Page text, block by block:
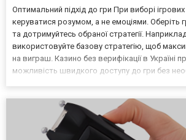
Оптимальний підхід до гри При виборі ігрових
керуватися розумом, а не емоціями. Оберіть
та дотримуйтесь обраної стратегії.
використовуйте базову стратегію, щоб
на виграш. Казино без верифікації в Україні
можливість швидкого доступу до гри без